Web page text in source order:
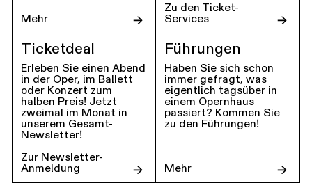
Mehr
Zu den Ticket-
Services
Ticketdeal
Erleben Sie einen Abend
in der Oper, im Ballett
oder Konzert zum
halben Preis! Jetzt
zweimal im Monat in
unserem Gesamt-
Newsletter!
Zur Newsletter-
Anmeldung
Führungen
Haben Sie sich schon
immer gefragt, was
eigentlich tagsüber in
einem Opernhaus
passiert? Kommen Sie
zu den Führungen!
Mehr